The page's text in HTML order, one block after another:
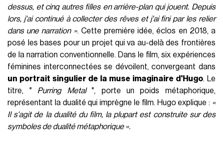
dessus, et cinq autres filles en arrière-plan qui jouent. Depuis
lors, j'ai continué à collecter des rêves et j'ai fini par les relier
dans une narration ». Cette première idée, éclos en 2018, a
posé les bases pour un projet qui va au-delà des frontières
de la narration conventionnelle. Dans le film, six expériences
féminines interconnectées se dévoilent, convergeant dans
un portrait singulier de la muse imaginaire d'Hugo. Le
titre, " Purring Metal", porte un poids métaphorique,
représentant la dualité qui imprègne le film. Hugo explique : «
Il s'agit de la dualité du film, la plupart est construite sur des
symboles de dualité métaphorique ».